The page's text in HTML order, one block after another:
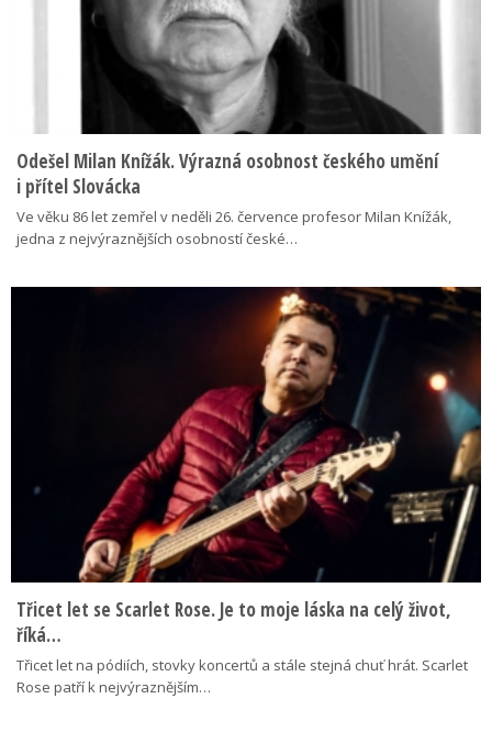
Odešel Milan Knížák. Výrazná osobnost českého umění
i přítel Slovácka
Ve věku 86 let zemřel v neděli 26. července profesor Milan Knížák,
jedna z nejvýraznějších osobností české…
Třicet let se Scarlet Rose. Je to moje láska na celý život,
říká…
Třicet let na pódiích, stovky koncertů a stále stejná chuť hrát. Scarlet
Rose patří k nejvýraznějším…